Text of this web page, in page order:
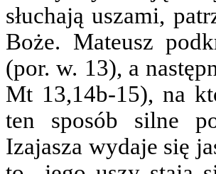
słuchają uszami,
Boże. Mateusz
(por. w. 13), a
Mt 13,14b-15), na
ten sposób silne
Izajasza wydaje się